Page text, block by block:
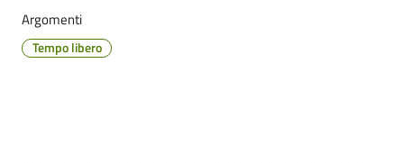
Argomenti
Tempo libero